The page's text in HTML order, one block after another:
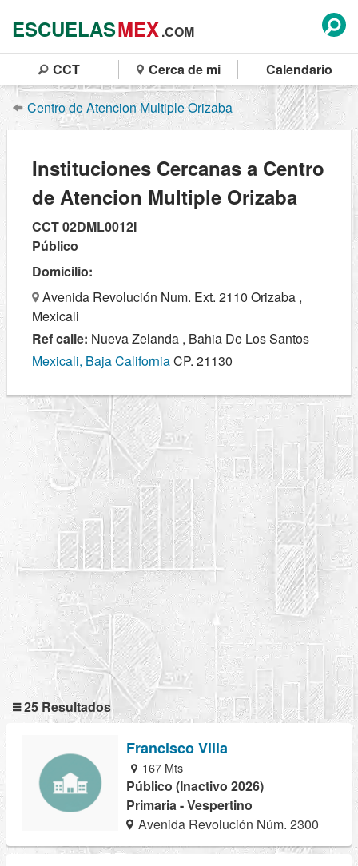
ESCUELASMEX.COM
CCT Cerca de mi Calendario
Centro de Atencion Multiple Orizaba
Instituciones Cercanas a Centro
de Atencion Multiple Orizaba
CCT 02DML0012I
Público
Domicilio:
Avenida Revolución Num. Ext. 2110 Orizaba ,
Mexicali
Ref calle: Nueva Zelanda , Bahia De Los Santos
Mexicali, Baja CaliforniaCP. 21130
25 Resultados
Francisco Villa
167 Mts
Público (Inactivo 2026)
Primaria - Vespertino
Avenida Revolución Núm. 2300